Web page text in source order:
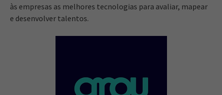
às empresas as melhores tecnologias para avaliar, mapear
e desenvolver talentos.